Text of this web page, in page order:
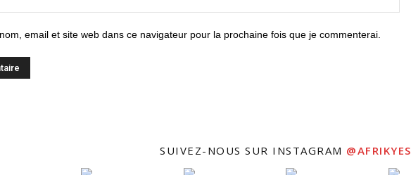
email et site web dans ce navigateur pour la prochaine fois que je commenterai.
SUIVEZ-NOUS SUR INSTAGRAM @AFRIKYES